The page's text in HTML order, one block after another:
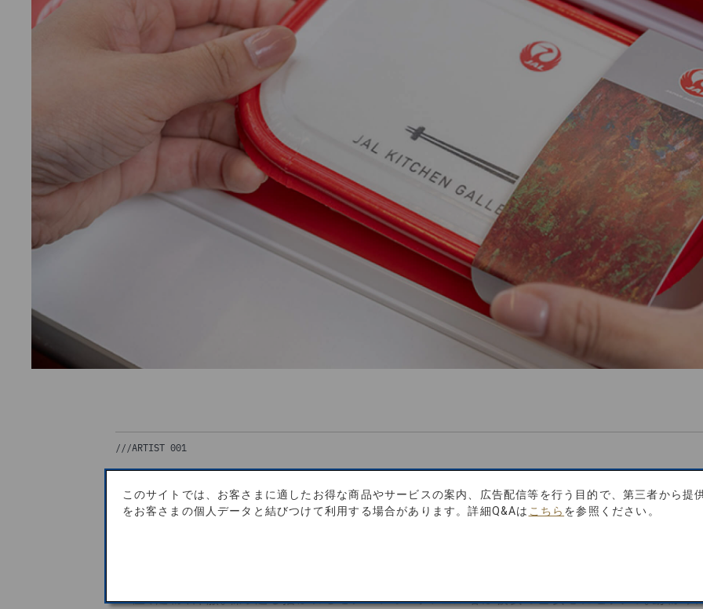
///ARTIST 001
「ワインとチーズを探してフランスの旅を満喫」
屋、建物、洋服。繰り返し描かれるモチーフのエッフェル塔は彼女の乙女心にピッタリ。動物み
このサイトでは、お客さまに適したお得な商品やサービスの案内、広告配信等を行う目的で、第三者から提
をお客さまの個人データと結びつけて利用する場合があります。詳細Q&Aは こちら を参照ください。